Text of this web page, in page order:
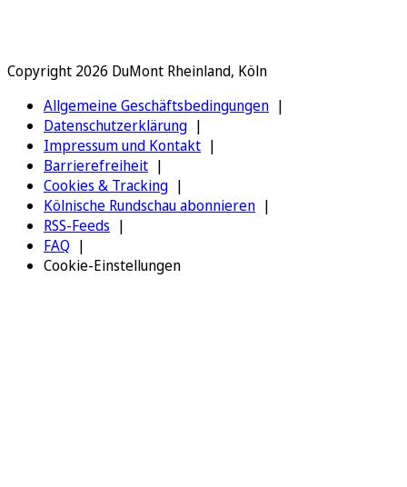
Copyright 2026 DuMont Rheinland, Köln
Allgemeine Geschäftsbedingungen
Datenschutzerklärung
Impressum und Kontakt
Barrierefreiheit
Cookies & Tracking
Kölnische Rundschau abonnieren
RSS-Feeds
FAQ
Cookie-Einstellungen